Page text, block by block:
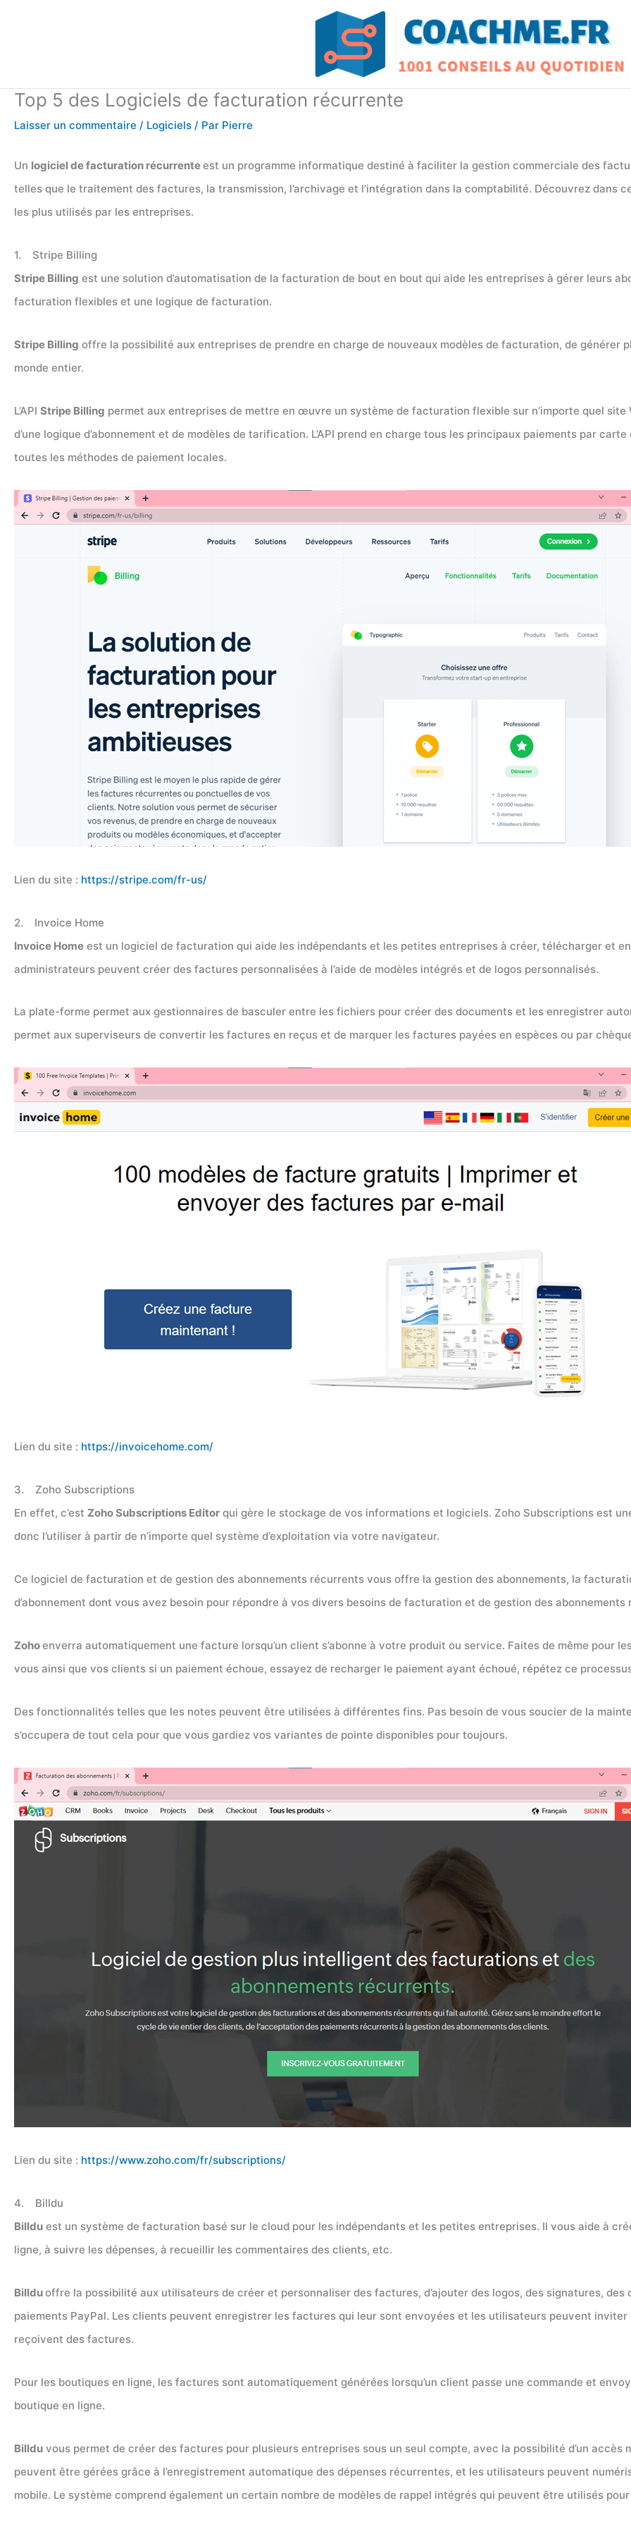
Top 5 des Logiciels de facturation récurrente
Laisser un commentaire / Logiciels / Par Pierre
Un logiciel de facturation récurrenteest un programme informatique destiné à faciliter la gestion commerciale des
telles que le traitement des factures, la transmission, l’archivage et l’intégration dans la comptabilité. Découvrez
les plus utilisés par les entreprises.
1. Stripe Billing
Stripe Billing est une solution d’automatisation de la facturation de bout en bout qui aide les entreprises à gérer leurs
facturation flexibles et une logique de facturation.
Stripe Billing offre la possibilité aux entreprises de prendre en charge de nouveaux modèles de facturation, de générer
monde entier.
L’API Stripe Billing permet aux entreprises de mettre en œuvre un système de facturation flexible sur n’importe quel site
d’une logique d’abonnement et de modèles de tarification. L’API prend en charge tous les principaux paiements par
toutes les méthodes de paiement locales.
Lien du site : https://stripe.com/fr-us/
2. Invoice Home
Invoice Home est un logiciel de facturation qui aide les indépendants et les petites entreprises à créer, télécharger et
administrateurs peuvent créer des factures personnalisées à l’aide de modèles intégrés et de logos personnalisés.
La plate-forme permet aux gestionnaires de basculer entre les fichiers pour créer des documents et les enregistrer
permet aux superviseurs de convertir les factures en reçus et de marquer les factures payées en espèces ou par
Lien du site : https://invoicehome.com/
3. Zoho Subscriptions
En effet, c’est Zoho Subscriptions Editor qui gère le stockage de vos informations et logiciels. Zoho Subscriptions est
donc l’utiliser à partir de n’importe quel système d’exploitation via votre navigateur.
Ce logiciel de facturation et de gestion des abonnements récurrents vous offre la gestion des abonnements, la
d’abonnement dont vous avez besoin pour répondre à vos divers besoins de facturation et de gestion des abonnements
Zohoenverra automatiquement une facture lorsqu’un client s’abonne à votre produit ou service. Faites de même pour
vous ainsi que vos clients si un paiement échoue, essayez de recharger le paiement ayant échoué, répétez ce
Des fonctionnalités telles que les notes peuvent être utilisées à différentes fins. Pas besoin de vous soucier de la
s’occupera de tout cela pour que vous gardiez vos variantes de pointe disponibles pour toujours.
Lien du site : https://www.zoho.com/fr/subscriptions/
4. Billdu
Billdu est un système de facturation basé sur le cloud pour les indépendants et les petites entreprises. Il vous aide à
ligne, à suivre les dépenses, à recueillir les commentaires des clients, etc.
Billduoffre la possibilité aux utilisateurs de créer et personnaliser des factures, d’ajouter des logos, des signatures, des
paiements PayPal. Les clients peuvent enregistrer les factures qui leur sont envoyées et les utilisateurs peuvent
reçoivent des factures.
Pour les boutiques en ligne, les factures sont automatiquement générées lorsqu’un client passe une commande et
boutique en ligne.
Billdu vous permet de créer des factures pour plusieurs entreprises sous un seul compte, avec la possibilité d’un
peuvent être gérées grâce à l’enregistrement automatique des dépenses récurrentes, et les utilisateurs peuvent
mobile. Le système comprend également un certain nombre de modèles de rappel intégrés qui peuvent être utilisés